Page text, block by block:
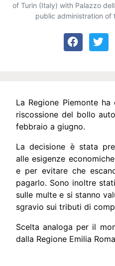
of Turin (Italy) with Palazzo
public administration of
La Regione Piemonte
riscossione del bollo
febbraio a giugno.
La decisione è stata
alle esigenze
e per evitare che
pagarlo. Sono inoltre
sulle multe e si stanno
sgravio sui tributi di
Scelta analoga per il
dalla Regione Emilia